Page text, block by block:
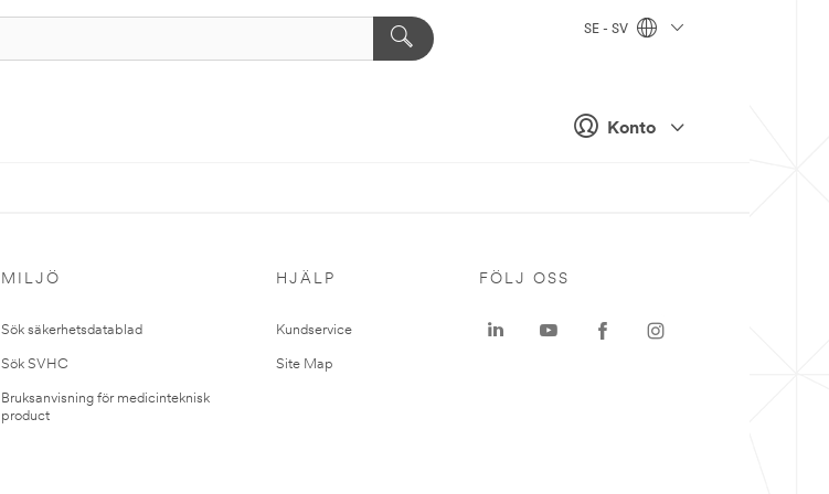
Konto
SE - SV
MILJÖ
Sök säkerhetsdatablad
Sök SVHC
Bruksanvisning för medicinteknisk
product
HJÄLP
Kundservice
Site Map
FÖLJ OSS